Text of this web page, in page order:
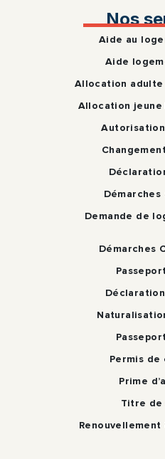
Nos
Aide au
Aide
Allocation adulte
Allocation jeune
Démarches
Demande de
Démarches
Permis de
Prime
Titre de